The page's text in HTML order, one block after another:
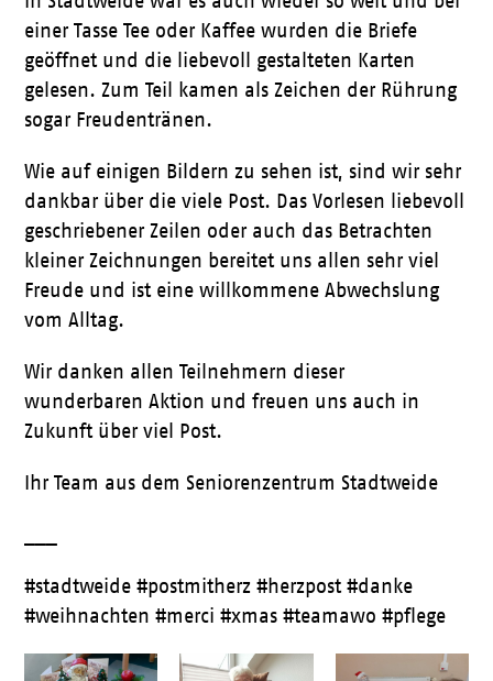
einer Tasse Tee oder Kaffee wurden die Briefe
geöffnet und die liebevoll gestalteten Karten
gelesen. Zum Teil kamen als Zeichen der Rührung
sogar Freudentränen.
Wie auf einigen Bildern zu sehen ist, sind wir sehr
dankbar über die viele Post. Das Vorlesen liebevoll
geschriebener Zeilen oder auch das Betrachten
kleiner Zeichnungen bereitet uns allen sehr viel
Freude und ist eine willkommene Abwechslung
vom Alltag.
Wir danken allen Teilnehmern dieser
wunderbaren Aktion und freuen uns auch in
Zukunft über viel Post.
Ihr Team aus dem Seniorenzentrum Stadtweide
#stadtweide #postmitherz #herzpost #danke
#weihnachten #merci #xmas #teamawo #pflege